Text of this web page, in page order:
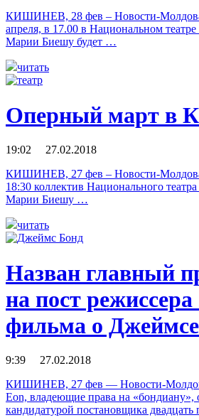
КИШИНЕВ, 28 фев – Новости-
апреля, в 17.00 в Национальном
Марии Биешу будет …
читать
Оперный март в
19:02 27.02.2018
КИШИНЕВ, 27 фев – Новости-
18:30 коллектив Национального
Марии Биешу …
читать
Назван главный
на пост режиссера
фильма о
9:39 27.02.2018
КИШИНЕВ, 27 фев — Новости-
Eon, владеющие права на «бондиану»,
кандидатурой постановщика